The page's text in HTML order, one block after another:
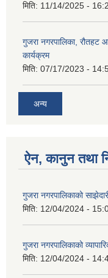
मिति: 11/14/2025 -
गुजरा नगरपालिका,
कार्यक्रम
मिति: 07/17/2023 -
अन्य
ऐन, कानुन तथा
गुजरा नगरपालिकाको
मिति: 12/04/2024 -
गुजरा नगरपालिकाको
मिति: 12/04/2024 -